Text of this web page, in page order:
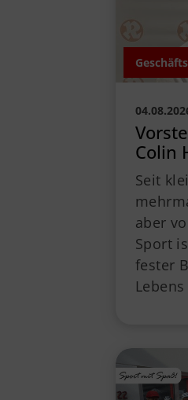
Colin
Seit
aber
Sport
fester